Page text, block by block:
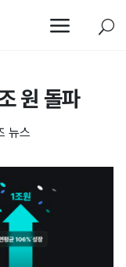
a U
원 돌파
뉴스